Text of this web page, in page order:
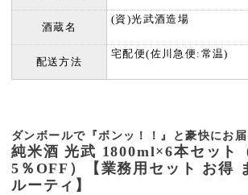
酒蔵名
(資)光武酒造場
配送方法
宅配便(佐川急便:常温)
ダンボールで『ボンッ！！』と豪快にお届
純米酒 光武 1800ml×6本セット
5％OFF）【業務用セット お得
ルーティ】